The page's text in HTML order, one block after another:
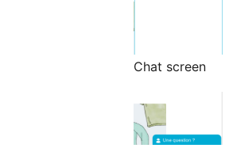
Chat screen